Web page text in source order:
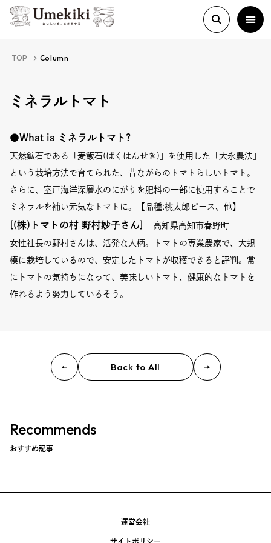
About
History
Food Study
Column
Paper
Event
TOP Column
ミネラルトマト
●What is ミネラルトマト?
天然鉱石である「麦飯石(ばくはんせき)」を使用した「大永農法」
という栽培方法で育てられた、昔ながらのトマトらしいトマト。
さらに、室戸海洋深層水のにがりを肥料の一部に使用することで
ミネラルを補い元気なトマトに 。【品種:桃太郎ピース、他】
[(株)トマトの村 野村妙子さん 高知県高知市春野町
女性社長の野村さんは、活発な人柄。トマトの専業農家で、大規
模に栽培しているので、安定したトマトが収穫できると評判。常
にトマトの気持ちになって、美味しいトマト、健康的なトマトを
作れるよう努力しているそう。
Back to All
Recommends
おすすめ記事
運営会社
サイトポリシー